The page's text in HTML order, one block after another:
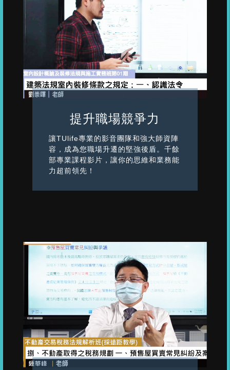
提升職場競爭力
讓TUlife專業的影音團隊和強大師資陣
容，成為您職場升遷的堅強後盾。千餘
部專業課程影片，讓你的思維和業務能
力超前領先！